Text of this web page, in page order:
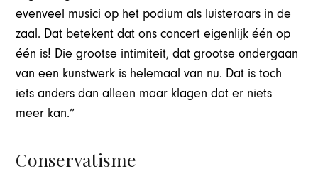
evenveel musici op het podium als luisteraars in de
zaal. Dat betekent dat ons concert eigenlijk één op
één is! Die grootse intimiteit, dat grootse ondergaan
van een kunstwerk is helemaal van nu. Dat is toch
iets anders dan alleen maar klagen dat er niets
meer kan.”
Conservatisme